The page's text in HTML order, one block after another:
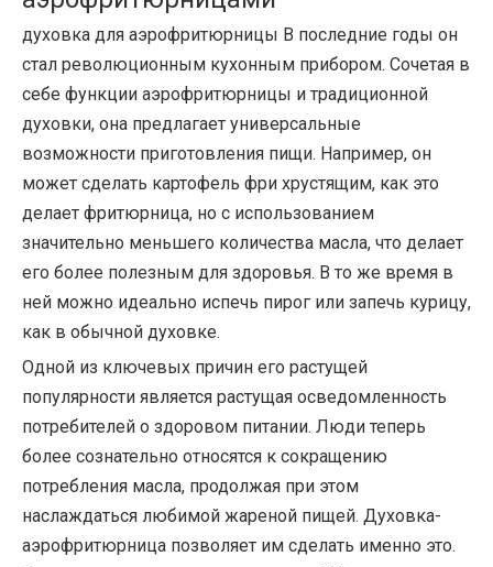
духовка для аэрофритюрницы В последние годы он
стал революционным кухонным прибором. Сочетая в
себе функции аэрофритюрницы и традиционной
духовки, она предлагает универсальные
возможности приготовления пищи. Например, он
может сделать картофель фри хрустящим, как это
делает фритюрница, но с использованием
значительно меньшего количества масла, что делает
его более полезным для здоровья. В то же время в
ней можно идеально испечь пирог или запечь курицу,
как в обычной духовке.
Одной из ключевых причин его растущей
популярности является растущая осведомленность
потребителей о здоровом питании. Люди теперь
более сознательно относятся к сокращению
потребления масла, продолжая при этом
наслаждаться любимой жареной пищей. Духовка-
аэрофритюрница позволяет им сделать именно это.